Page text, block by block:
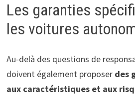
Les garanties
les voitures
Au-delà des questions de
doivent également proposer des
aux caractéristiques et aux